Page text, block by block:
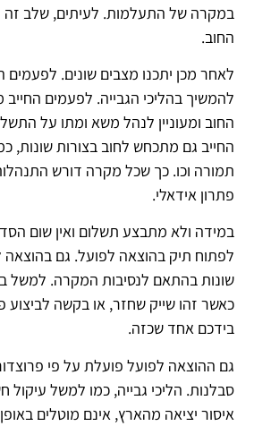
במקרה של התעלמות. לעיתים, שלב זה
החוב.
לאחר מכן יתכנו מצבים שונים. לפעמים
להמשיך בהליכי הגבייה. לפעמים החייב
החוב ומעוניין לנהל משא ומתו על
החייב גם מתכחש לחוב בצורות שונות,
תמורה וכו. כך שכל מקרה דורש
פתרון אידאלי.
במידה ולא מתבצע תשלום ואין שום
לפתוח תיק בהוצאה לפועל. גם בהוצאה
שונות בהתאם לנסיבות המקרה. למשל
כאשר זהו שייק שחזר, או בקשה לביצוע
בידכם אחד שכזה.
גם ההוצאה לפועל פועלת על פי
סבלנות. הליכי גבייה, כמו למשל עיקול
איסור יציאה מהארץ, אינם מוטלים